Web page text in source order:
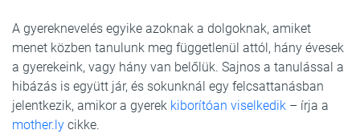
A gyereknevelés egyike azoknak a dolgoknak, amiket
menet közben tanulunk meg függetlenül attól, hány évesek
a gyerekeink, vagy hány van belőlük. Sajnos a tanulással a
hibázás is együtt jár, és sokunknál egy felcsattanásban
jelentkezik, amikor a gyerek kiborítóan viselkedik – írja a
mother.ly cikke.